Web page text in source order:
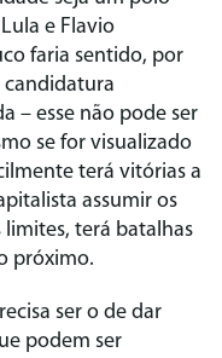
e Flavio
faria sentido, por
candidatura
– esse não pode ser
se for visualizado
terá vitórias a
assumir os
terá batalhas
próximo.
ser o de dar
podem ser